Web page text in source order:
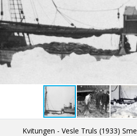
Kvitungen - Vesle Truls (1933)